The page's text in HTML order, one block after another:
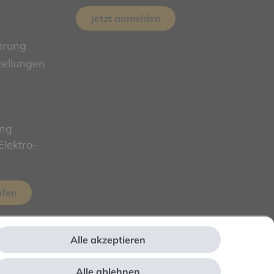
Jetzt anmelden
Alle akzeptieren
Alle ablehnen